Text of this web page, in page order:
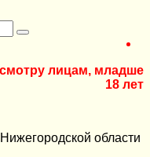
лицам, младше
18 лет
области